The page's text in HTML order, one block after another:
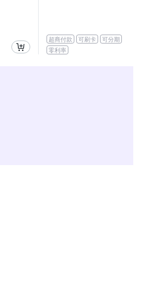
超商付款 可刷卡
可分期
零利率